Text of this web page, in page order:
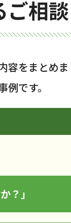
ご相談
容をまとめ
です。
？」